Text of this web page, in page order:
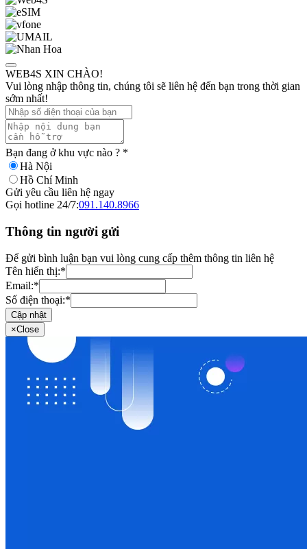
WEB4S XIN CHÀO!
Vui lòng nhập thông tin, chúng tôi sẽ liên hệ đến bạn trong thời gian
sớm nhất!
Bạn đang ở khu vực nào ? *
Hà Nội
Hồ Chí Minh
Gửi yêu cầu liên hệ ngay
Gọi hotline 24/7:091.140.8966
Thông tin người gửi
Để gửi bình luận bạn vui lòng cung cấp thêm thông tin liên hệ
Tên hiển thị:*
Email:*
Số điện thoại:*
Cập nhật
×Close